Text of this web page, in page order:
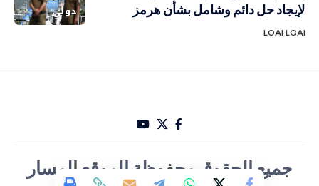
دولي
لإيجاد حل دائم وشامل بشأن هرمز
LOAI LOAI
جميع الحقوق محف وظة الموقع المسار